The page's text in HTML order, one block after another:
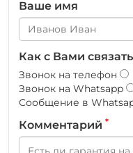
Ваше имя
Как с Вами
Звонок на телефон
Звонок на Whatsapp
Сообщение в
Комментарий *